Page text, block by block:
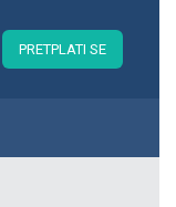
PRETPLATI SE